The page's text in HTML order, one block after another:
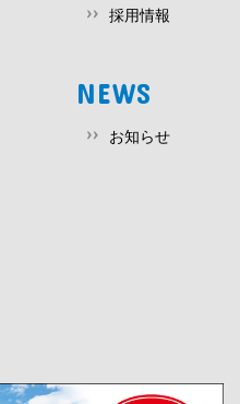
採用情報
NEWS
お知らせ